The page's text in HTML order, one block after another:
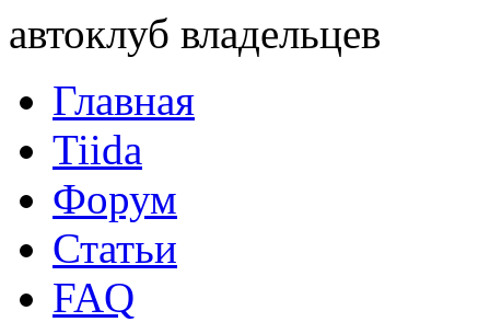
автоклуб владельцев
Главная
Tiida
Форум
Статьи
FAQ